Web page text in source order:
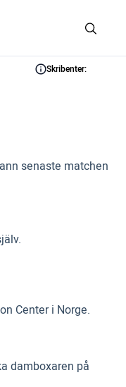
Skribenter:
senaste matchen
Center i Norge.
damboxaren på